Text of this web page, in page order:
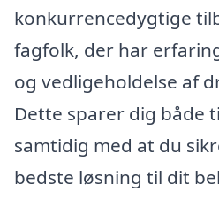
konkurrencedygtige
fagfolk, der har
og vedligeholdelse af
Dette sparer dig både
samtidig med at du
bedste løsning til dit